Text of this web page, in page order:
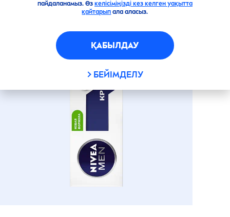
пайдаланамыз. Өз келісіміңізді кез келген уақытта
қайтарып ала аласыз.
ҚАБЫЛДАУ
БЕЙІМДЕЛУ